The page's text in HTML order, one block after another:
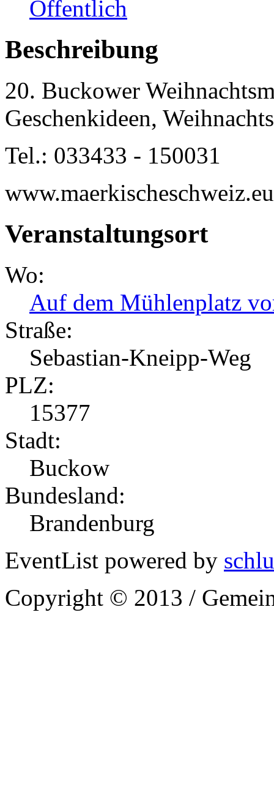
Öffentlich
Beschreibung
20. Buckower
Geschenkideen,
Tel.: 033433 - 150031
www.maerkischeschweiz.eu
Veranstaltungsort
Wo:
Auf dem Mühlenplatz
Straße:
Sebastian-Kneipp-Weg
PLZ:
15377
Stadt:
Buckow
Bundesland:
Brandenburg
EventList powered by
Copyright © 2013 /